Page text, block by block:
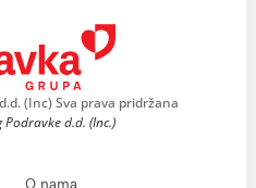
(Inc) Sva prava pridržana
d.d. (Inc.)
O nama